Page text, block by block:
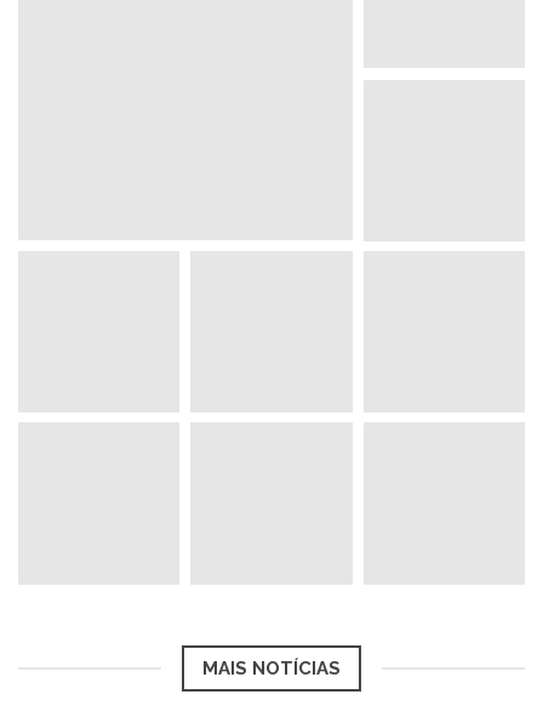
MAIS NOTÍCIAS